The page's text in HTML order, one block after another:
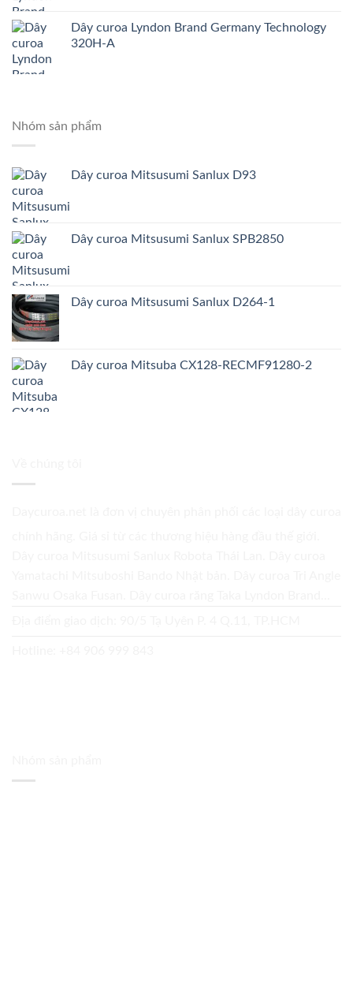
Dây curoa Lyndon Brand Germany Technology
320H-A
Nhóm sản phẩm
Dây curoa Mitsusumi Sanlux D93
Dây curoa Mitsusumi Sanlux SPB2850
Dây curoa Mitsusumi Sanlux D264-1
Dây curoa Mitsuba CX128-RECMF91280-2